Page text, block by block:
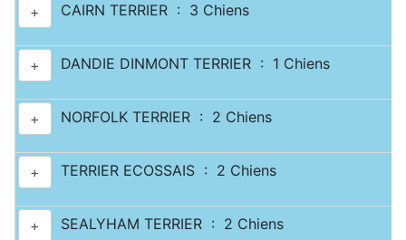
+ CAIRN TERRIER : 3 Chiens
+ DANDIE DINMONT TERRIER : 1 Chiens
+ NORFOLK TERRIER : 2 Chiens
+ TERRIER ECOSSAIS : 2 Chiens
+ SEALYHAM TERRIER : 2 Chiens